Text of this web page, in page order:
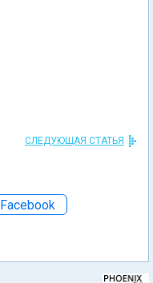
СЛЕДУЮЩАЯ СТАТЬЯ
Facebook